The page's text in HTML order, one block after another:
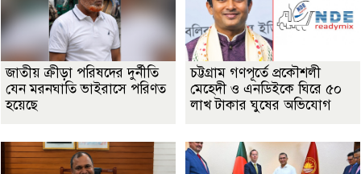
জাতীয় ক্রীড়া পরিষদের দুর্নীতি
যেন মরনঘাতি ভাইরাসে পরিণত
হয়েছে
চট্টগ্রাম গণপূর্তে প্রকৌশলী
মেহেদী ও এনডিইকে ঘিরে ৫০
লাখ টাকার ঘুষের অভিযোগ